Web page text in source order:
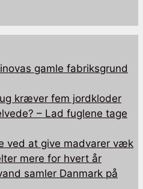
gamle fabriksgrund
kræver fem jordkloder
– Lad fuglene tage
ved at give madvarer væk
mere for hvert år
samler Danmark på